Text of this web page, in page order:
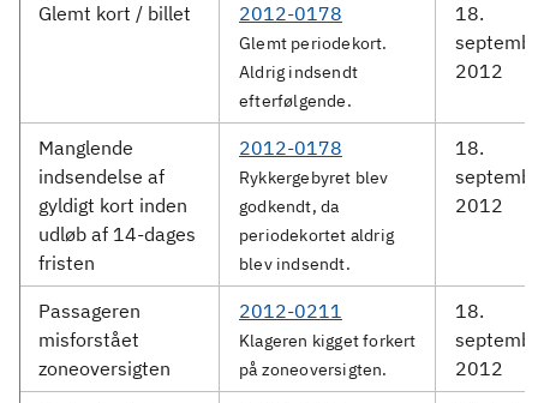
Glemt kort / billet 2012-0178
Glemt periodekort.
Aldrig indsendt
efterfølgende.
18.
2012
Manglende
indsendelse af
gyldigt kort inden
udløb af 14-dages
fristen
2012-0178
Rykkergebyret blev
godkendt, da
periodekortet aldrig
blev indsendt.
18.
2012
Passageren
misforstået
zoneoversigten
2012-0211
Klageren kigget forkert
på zoneoversigten.
18.
2012